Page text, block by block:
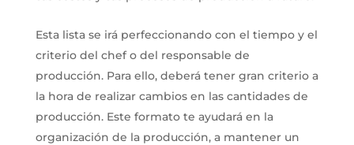
Esta lista se irá perfeccionando con el tiempo y el
criterio del chef o del responsable de
producción. Para ello, deberá tener gran criterio a
la hora de realizar cambios en las cantidades de
producción. Este formato te ayudará en la
organización de la producción, a mantener un